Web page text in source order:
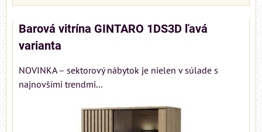
Barová vitrína GINTARO 1DS3D ľavá
varianta
NOVINKA – sektorový nábytok je nielen v súlade s
najnovšími trendmi...